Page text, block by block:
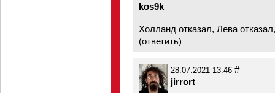
kos9k
Холланд отказал, Лева
(ответить)
28.07.2021 13:46 #
jirrort